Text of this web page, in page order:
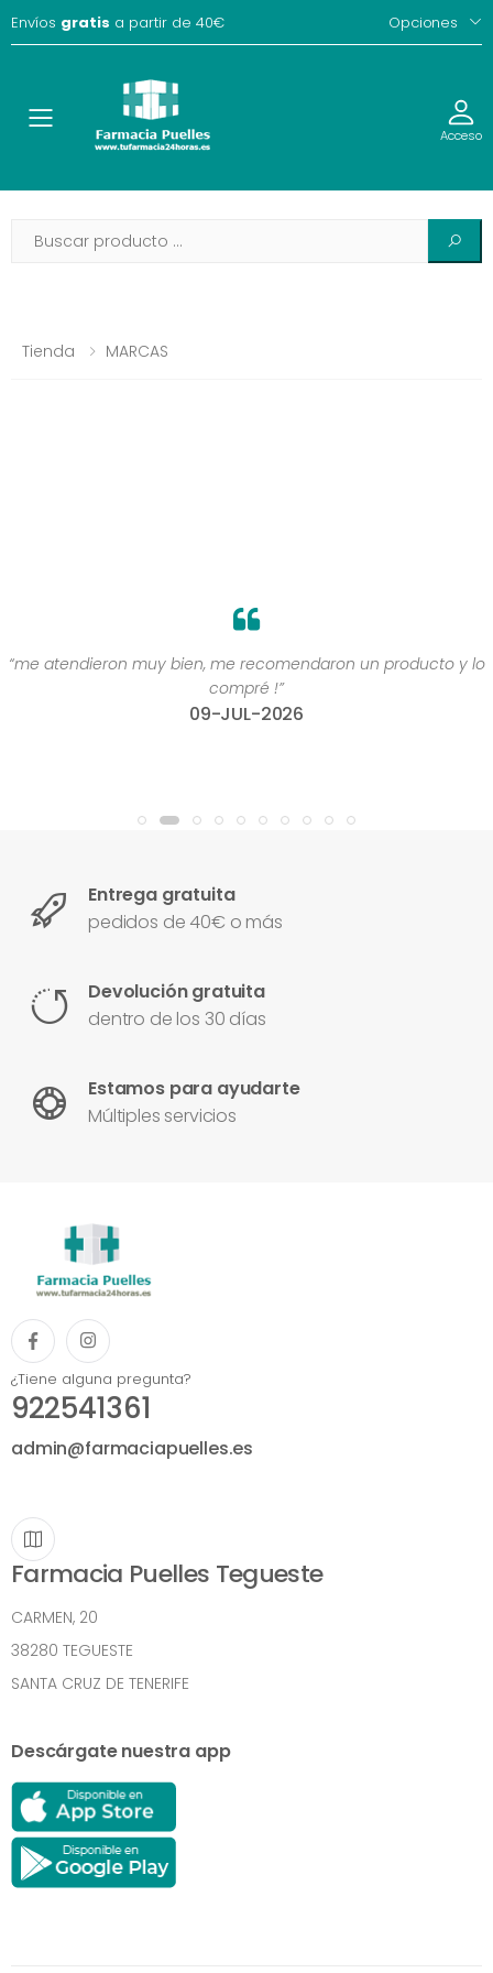
Envíos gratis a partir de 40€ Opciones
Toggle Acceso
Tienda MARCAS
“me atendieron muy bien, me recomendaron un producto y lo
compré !”
09-JUL-2026
Entrega gratuita
pedidos de 40€ o más
Devolución gratuita
dentro de los 30 días
Estamos para ayudarte
Múltiples servicios
¿Tiene alguna pregunta?
922541361
admin@farmaciapuelles.es
Farmacia Puelles Tegueste
CARMEN, 20
38280 TEGUESTE
SANTA CRUZ DE TENERIFE
Descárgate nuestra app